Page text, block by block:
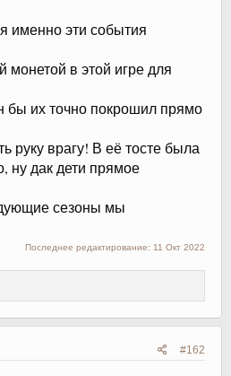
именно эти события
монетой в этой игре для
бы их точно покрошил прямо
руку врагу! В её тосте была
ну дак дети прямое
сезоны мы
Последнее редактирование: 11 Окт 2022
#162